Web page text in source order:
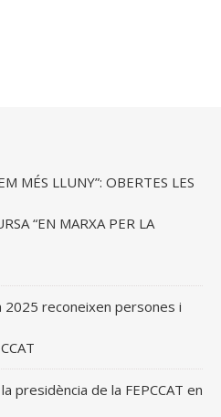
MÉS LLUNY”: OBERTES LES
“EN MARXA PER LA
2025 reconeixen persones i
presidència de la FEPCCAT en